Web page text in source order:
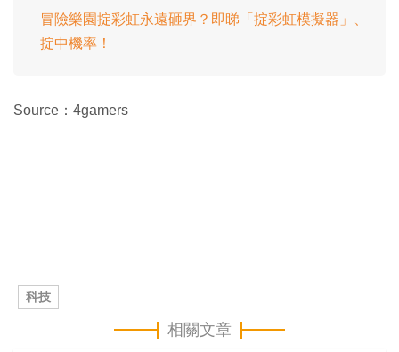
冒險樂園掟彩虹永遠砸界？即睇「掟彩虹模擬器」、
掟中機率！
Source：4gamers
科技
相關文章